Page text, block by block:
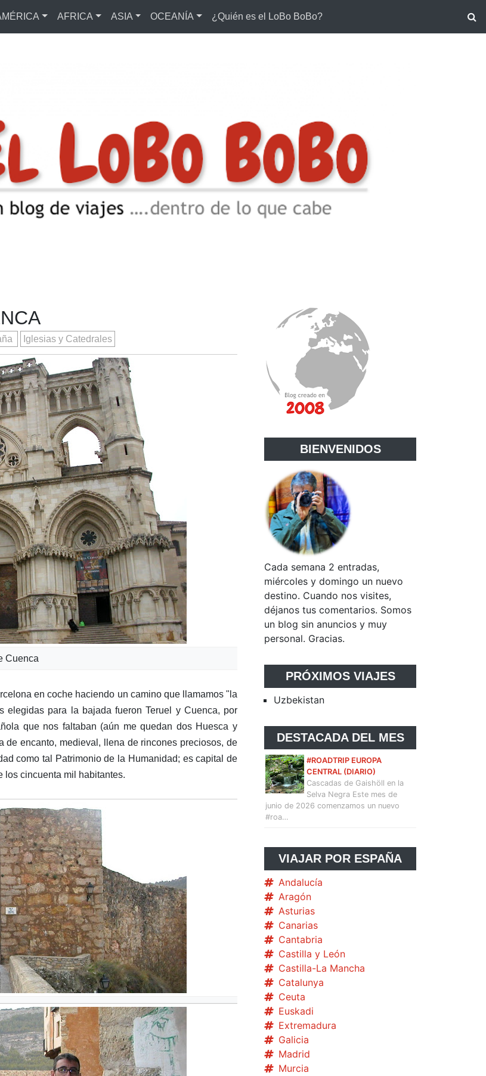
AFRICA ASIA OCEANÍA ¿Quién es el LoBo BoBo?
Iglesias y Catedrales
Cuenca
en coche haciendo un camino que llamamos "la
elegidas para la bajada fueron Teruel y Cuenca, por
que nos faltaban (aún me quedan dos Huesca y
encanto, medieval, llena de rincones preciosos, de
como tal Patrimonio de la Humanidad; es capital de
los cincuenta mil habitantes.
BIENVENIDOS
Cada semana 2 entradas,
miércoles y domingo un nuevo
destino. Cuando nos visites,
déjanos tus comentarios. Somos
un blog sin anuncios y muy
personal. Gracias.
PRÓXIMOS VIAJES
Uzbekistan
DESTACADA DEL MES
#ROADTRIP EUROPA
CENTRAL (DIARIO)
Cascadas de Gaishöll en la
Selva Negra Este mes de
junio de 2026 comenzamos un nuevo
#roa…
VIAJAR POR ESPAÑA
Andalucía
Aragón
Asturias
Canarias
Cantabria
Castilla y León
Castilla-La Mancha
Catalunya
Ceuta
Euskadi
Extremadura
Galicia
Madrid
Murcia